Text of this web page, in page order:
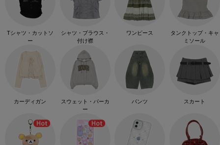
Tシャツ・カットソ
ー
シャツ・ブラウス・
付け襟
ワンピース
タンクトップ・キャ
ミソール
カーディガン
スウェット・パーカ
ー
パンツ スカート